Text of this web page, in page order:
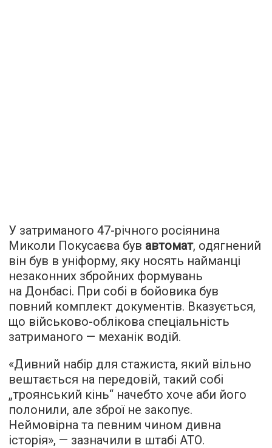
У затриманого 47-річного росіянина
Миколи Покусаєва був автомат, одягнений
він був в уніформу, яку носять найманці
незаконних збройних формувань
на Донбасі. При собі в бойовика був
повний комплект документів. Вказується,
що військово-облікова спеціальність
затриманого — механік водій.
«Дивний набір для стажиста, який вільно
вештається на передовій, такий собі
„троянський кінь“ начебто хоче аби його
полонили, але зброї не закопує.
Неймовірна та певним чином дивна
історія», — зазначили в штабі АТО.